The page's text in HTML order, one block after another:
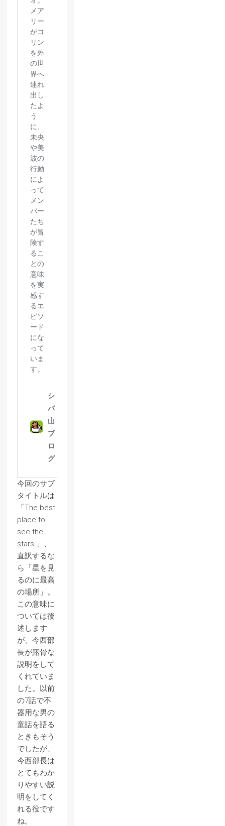
今回のサブ
タイトルは
「The best
place to
see the
stars.」、
直訳するな
ら「星を見
るのに最高
の場所」。
この意味に
ついては後
述します
が、今西部
長が露骨な
説明をして
くれていま
した。以前
の7話で不
器用な男の
童話を語る
ときもそう
でしたが、
今西部長は
とてもわか
りやすい説
明をしてく
れる役です
ね。